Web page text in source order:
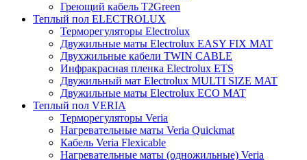
Греющий кабель T2Green
Теплый пол ELECTROLUX
Терморегуляторы Electrolux
Двужильные маты Electrolux EASY FIX MAT
Двухжильные кабели TWIN CABLE
Инфракрасная пленка Electrolux ETS
Двужильный мат Electrolux MULTI SIZE MAT
Двужильные маты Electrolux ECO MAT
Теплый пол VERIA
Терморегуляторы Veria
Нагревательные маты Veria Quickmat
Кабель Veria Flexicable
Нагревательные маты (одножильные) Veria